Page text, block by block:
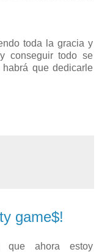
toda la gracia y
conseguir todo se
que dedicarle
game$!
que ahora estoy